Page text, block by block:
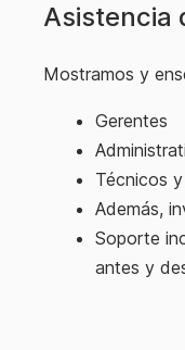
Asistencia
Mostramos y
Gerentes
Técnicos
Además,
Soporte
antes y